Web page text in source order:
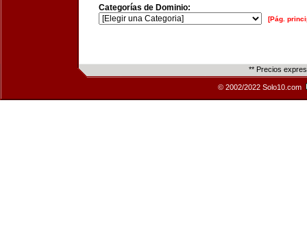
Categorías de Dominio:
[Pág.
** Precios
© 2002/2022 Solo10.com